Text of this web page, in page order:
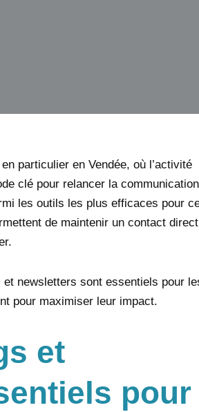
particulier en Vendée, où l’activité
clé pour relancer la
les outils les plus efficaces pour
de maintenir un contact
newsletters sont essentiels pour
pour maximiser leur impact.
et
pour